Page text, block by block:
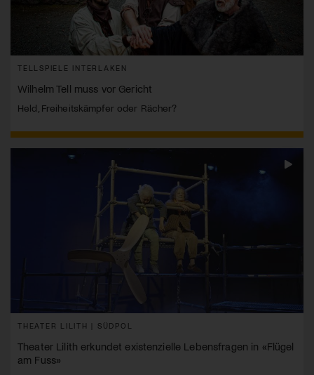
TELLSPIELE INTERLAKEN
Wilhelm Tell muss vor Gericht
Held, Freiheitskämpfer oder Rächer?
THEATER LILITH | SÜDPOL
Theater Lilith erkundet existenzielle Lebensfragen in «Flügel
am Fuss»